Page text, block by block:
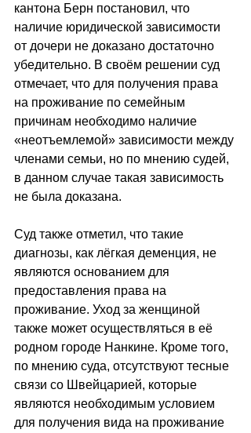
кантона Берн постановил, что
наличие юридической зависимости
от дочери не доказано достаточно
убедительно. В своём решении суд
отмечает, что для получения права
на проживание по семейным
причинам необходимо наличие
«неотъемлемой» зависимости между
членами семьи, но по мнению судей,
в данном случае такая зависимость
не была доказана.
Суд также отметил, что такие
диагнозы, как лёгкая деменция, не
являются основанием для
предоставления права на
проживание. Уход за женщиной
также может осуществляться в её
родном городе Нанкине. Кроме того,
по мнению суда, отсутствуют тесные
связи со Швейцарией, которые
являются необходимым условием
для получения вида на проживание